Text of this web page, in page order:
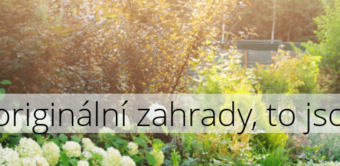
zahrady, to